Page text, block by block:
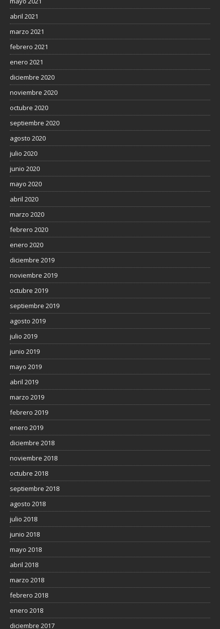
abril 2021
marzo 2021
febrero 2021
enero 2021
diciembre 2020
noviembre 2020
octubre 2020
septiembre 2020
agosto 2020
julio 2020
junio 2020
mayo 2020
abril 2020
marzo 2020
febrero 2020
enero 2020
diciembre 2019
noviembre 2019
octubre 2019
septiembre 2019
agosto 2019
julio 2019
junio 2019
mayo 2019
abril 2019
marzo 2019
febrero 2019
enero 2019
diciembre 2018
noviembre 2018
octubre 2018
septiembre 2018
agosto 2018
julio 2018
junio 2018
mayo 2018
abril 2018
marzo 2018
febrero 2018
enero 2018
diciembre 2017